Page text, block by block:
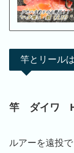
竿とリール
竿 ダイワ
ルアーを遠投